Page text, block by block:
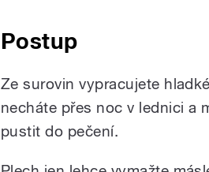
Postup
Ze surovin vypracujete
necháte přes noc v lednici a
pustit do pečení.